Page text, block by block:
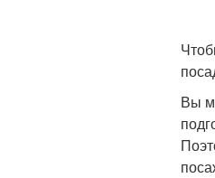
Вы